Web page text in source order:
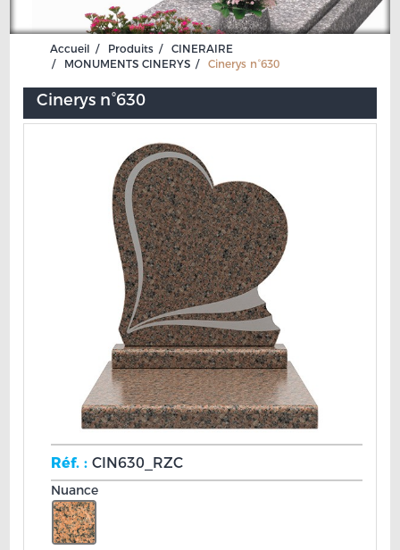
Accueil Produits
CINERAIRE
MONUMENTS CINERYS
Cinerys n°630
Cinerys n°630
Réf. :CIN630_RZC
Nuance